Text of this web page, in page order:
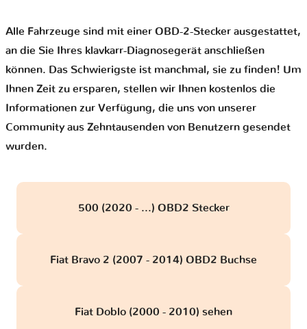
Alle Fahrzeuge sind mit einer OBD-2-Stecker ausgestattet,
an die Sie Ihres klavkarr-Diagnosegerät anschließen
können. Das Schwierigste ist manchmal, sie zu finden! Um
Ihnen Zeit zu ersparen, stellen wir Ihnen kostenlos die
Informationen zur Verfügung, die uns von unserer
Community aus Zehntausenden von Benutzern gesendet
wurden.
500 (2020 - ...) OBD2 Stecker
Fiat Bravo 2 (2007 - 2014) OBD2 Buchse
Fiat Doblo (2000 - 2010) sehen